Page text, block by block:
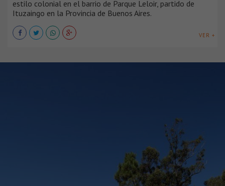
estilo colonial en el barrio de Parque Leloir, partido de
Ituzaingo en la Provincia de Buenos Aires.
VER +